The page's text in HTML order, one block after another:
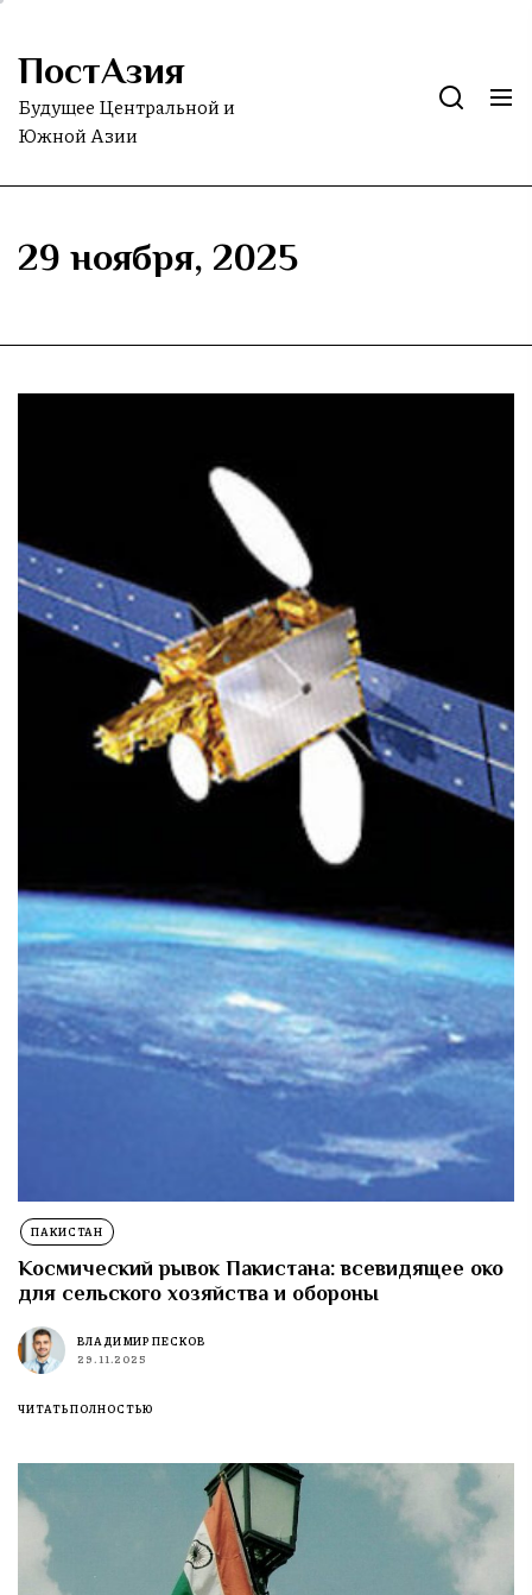
Skip
the
content
ПостАзия
Будущее Центральной и
Южной Азии
29 ноября, 2025
ПАКИСТАН
Космический рывок Пакистана: всевидящее око
для сельского хозяйства и обороны
ВЛАДИМИР ПЕСКОВ
29.11.2025
ЧИТАТЬ ПОЛНОСТЬЮ